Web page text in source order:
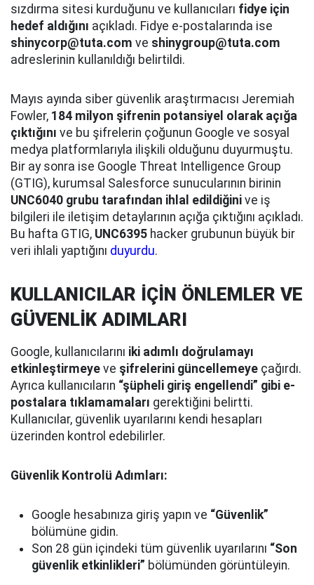
sızdırma sitesi kurduğunu ve kullanıcıları fidye için
hedef aldığını açıkladı. Fidye e-postalarında ise
shinycorp@tuta.com ve shinygroup@tuta.com
adreslerinin kullanıldığı belirtildi.
Mayıs ayında siber güvenlik araştırmacısı Jeremiah
Fowler, 184 milyon şifrenin potansiyel olarak açığa
çıktığını ve bu şifrelerin çoğunun Google ve sosyal
medya platformlarıyla ilişkili olduğunu duyurmuştu.
Bir ay sonra ise Google Threat Intelligence Group
(GTIG), kurumsal Salesforce sunucularının birinin
UNC6040 grubu tarafından ihlal edildiğini ve iş
bilgileri ile iletişim detaylarının açığa çıktığını açıkladı.
Bu hafta GTIG, UNC6395 hacker grubunun büyük bir
veri ihlali yaptığını duyurdu.
KULLANICILAR İÇİN ÖNLEMLER VE
GÜVENLİK ADIMLARI
Google, kullanıcılarını iki adımlı doğrulamayı
etkinleştirmeye ve şifrelerini güncellemeye çağırdı.
Ayrıca kullanıcıların “şüpheli giriş engellendi” gibi e-
postalara tıklamamaları gerektiğini belirtti.
Kullanıcılar, güvenlik uyarılarını kendi hesapları
üzerinden kontrol edebilirler.
Güvenlik Kontrolü Adımları:
Google hesabınıza giriş yapın ve “Güvenlik”
bölümüne gidin.
Son 28 gün içindeki tüm güvenlik uyarılarını “Son
güvenlik etkinlikleri” bölümünden görüntüleyin.